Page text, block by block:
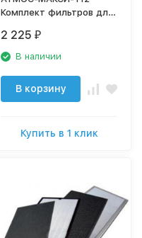
Комплект фильтров для
2 225 ₽
В наличии
В корзину
Купить в 1 клик